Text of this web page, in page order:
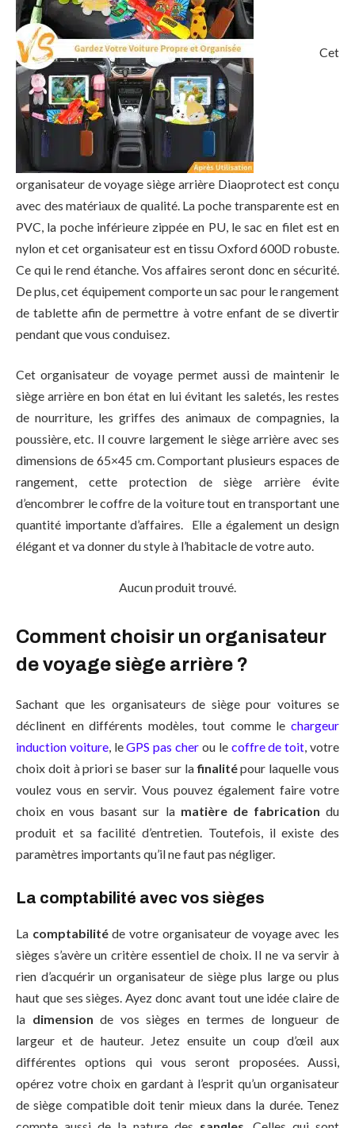
Cet
organisateur de voyage siège arrière Diaoprotect est conçu
avec des matériaux de qualité. La poche transparente est en
PVC, la poche inférieure zippée en PU, le sac en filet est en
nylon et cet organisateur est en tissu Oxford 600D robuste.
Ce qui le rend étanche. Vos affaires seront donc en sécurité.
De plus, cet équipement comporte un sac pour le rangement
de tablette afin de permettre à votre enfant de se divertir
pendant que vous conduisez.
Cet organisateur de voyage permet aussi de maintenir le
siège arrière en bon état en lui évitant les saletés, les restes
de nourriture, les griffes des animaux de compagnies, la
poussière, etc. Il couvre largement le siège arrière avec ses
dimensions de 65×45 cm. Comportant plusieurs espaces de
rangement, cette protection de siège arrière évite
d’encombrer le coffre de la voiture tout en transportant une
quantité importante d’affaires. Elle a également un design
élégant et va donner du style à l’habitacle de votre auto.
Aucun produit trouvé.
Comment choisir un organisateur
de voyage siège arrière ?
Sachant que les organisateurs de siège pour voitures se
déclinent en différents modèles, tout comme le chargeur
induction voiture, leGPS pas cher ou le coffre de toit, votre
choix doit à priori se baser sur lafinalitépour laquelle vous
voulez vous en servir. Vous pouvez également faire votre
choix en vous basant sur la matière de fabrication du
produit et sa facilité d’entretien. Toutefois, il existe des
paramètres importants qu’il ne faut pas négliger.
La comptabilité avec vos sièges
La comptabilitéde votre organisateur de voyage avec les
sièges s’avère un critère essentiel de choix. Il ne va servir à
rien d’acquérir un organisateur de siège plus large ou plus
haut que ses sièges. Ayez donc avant tout une idée claire de
la dimension de vos sièges en termes de longueur de
largeur et de hauteur. Jetez ensuite un coup d’œil aux
différentes options qui vous seront proposées. Aussi,
opérez votre choix en gardant à l’esprit qu’un organisateur
de siège compatible doit tenir mieux dans la durée. Tenez